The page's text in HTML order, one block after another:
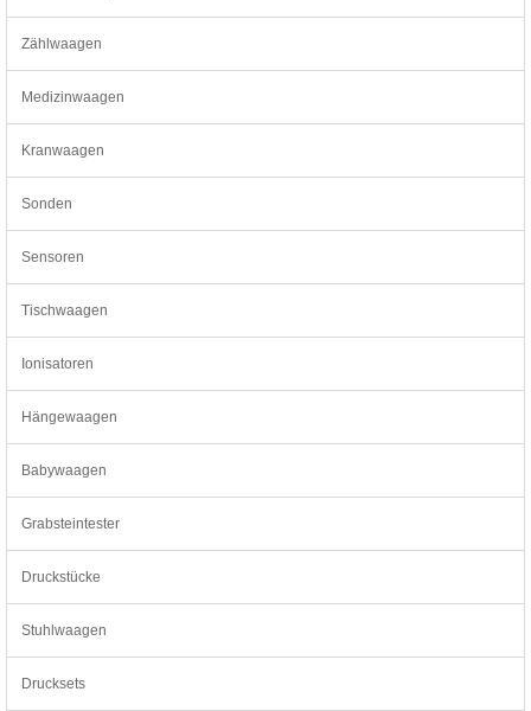
Zählwaagen
Medizinwaagen
Kranwaagen
Sonden
Sensoren
Tischwaagen
Ionisatoren
Hängewaagen
Babywaagen
Grabsteintester
Druckstücke
Stuhlwaagen
Drucksets